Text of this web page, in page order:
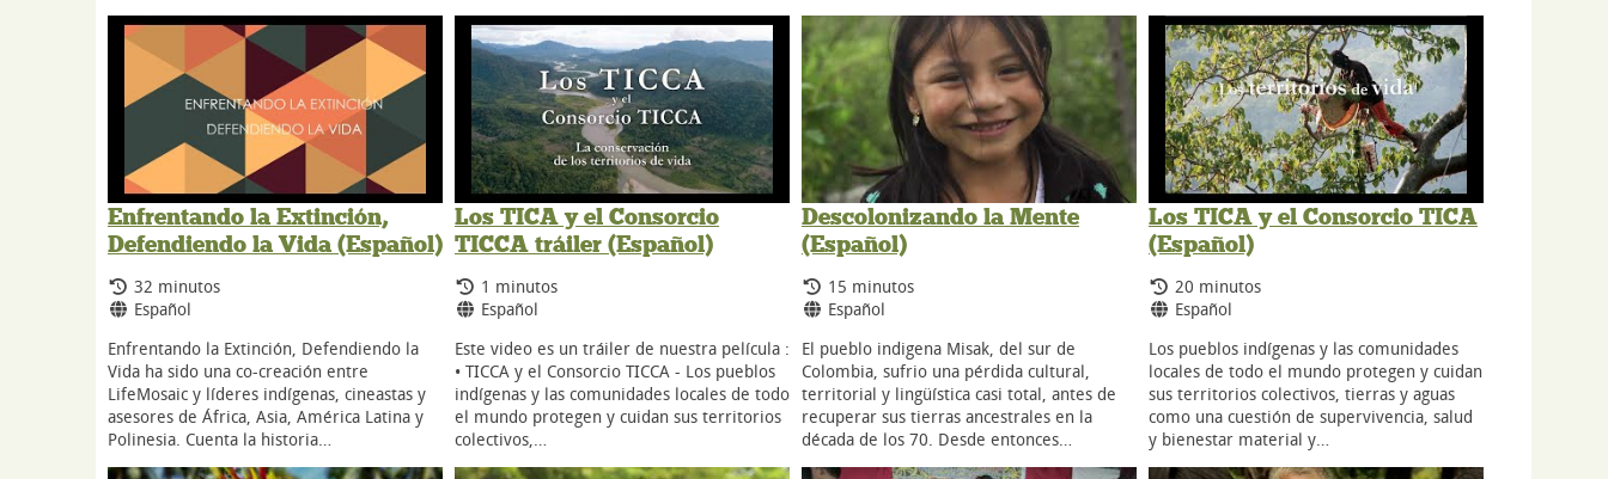
Enfrentando la Extinción,
Defendiendo la Vida (Español)
Tiempo de duración:
32 minutos
Idiomas:
Español
Enfrentando la Extinción, Defendiendo la
Vida ha sido una co-creación entre
LifeMosaic y líderes indígenas, cineastas y
asesores de África, Asia, América Latina y
Polinesia. Cuenta la historia…
Los TICA y el Consorcio
TICCA tráiler (Español)
Tiempo de duración:
1 minutos
Idiomas:
Español
Este video es un tráiler de nuestra película :
• TICCA y el Consorcio TICCA - Los pueblos
indígenas y las comunidades locales de todo
el mundo protegen y cuidan sus territorios
colectivos,…
Descolonizando la Mente
(Español)
Tiempo de duración:
15 minutos
Idiomas:
Español
El pueblo indigena Misak, del sur de
Colombia, sufrio una pérdida cultural,
territorial y lingüística casi total, antes de
recuperar sus tierras ancestrales en la
década de los 70. Desde entonces…
Los TICA y el Consorcio TICA
(Español)
Tiempo de duración:
20 minutos
Idiomas:
Español
Los pueblos indígenas y las comunidades
locales de todo el mundo protegen y cuidan
sus territorios colectivos, tierras y aguas
como una cuestión de supervivencia, salud
y bienestar material y…